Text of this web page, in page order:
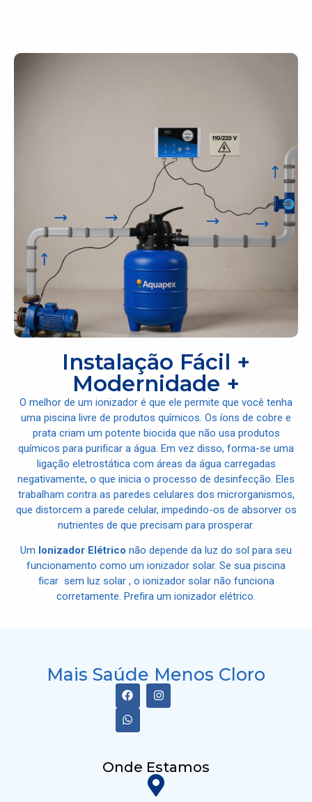
Instalação Fácil +
Modernidade +
O melhor de um ionizador é que ele permite que você tenha
uma piscina livre de produtos químicos. Os íons de cobre e
prata criam um potente biocida que não usa produtos
químicos para purificar a água. Em vez disso, forma-se uma
ligação eletrostática com áreas da água carregadas
negativamente, o que inicia o processo de desinfecção. Eles
trabalham contra as paredes celulares dos microrganismos,
que distorcem a parede celular, impedindo-os de absorver os
nutrientes de que precisam para prosperar.
Um Ionizador Elétrico não depende da luz do sol para seu
funcionamento como um ionizador solar. Se sua piscina
ficar sem luz solar , o ionizador solar não funciona
corretamente. Prefira um ionizador elétrico.
Mais Saúde Menos Cloro
Onde Estamos